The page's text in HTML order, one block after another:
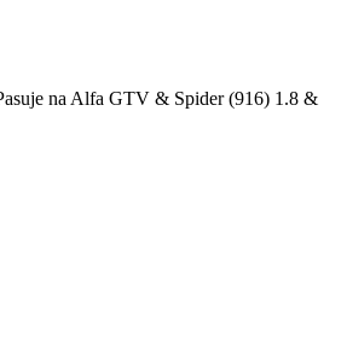
na Alfa GTV & Spider (916) 1.8 &